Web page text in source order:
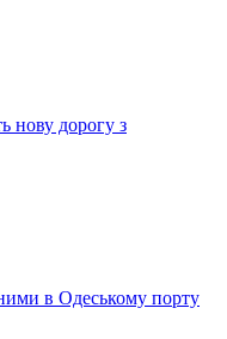
нову дорогу з
в Одеському порту